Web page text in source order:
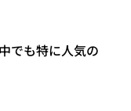
でも特に人気の